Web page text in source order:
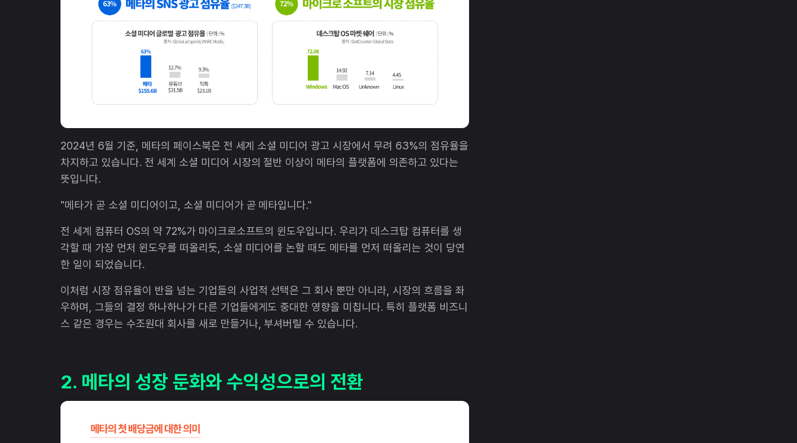
2024년 6월 기준, 메타의 페이스북은 전 세계 소셜 미디어 광고 시장에서 무려 63%의 점유율을
차지하고 있습니다. 전 세계 소셜 미디어 시장의 절반 이상이 메타의 플랫폼에 의존하고 있다는
뜻입니다.
"메타가 곧 소셜 미디어이고, 소셜 미디어가 곧 메타입니다."
전 세계 컴퓨터 OS의 약 72%가 마이크로소프트의 윈도우입니다. 우리가 데스크탑 컴퓨터를 생
각할 때 가장 먼저 윈도우를 떠올리듯, 소셜 미디어를 논할 때도 메타를 먼저 떠올리는 것이 당연
한 일이 되었습니다.
이처럼 시장 점유율이 반을 넘는 기업들의 사업적 선택은 그 회사 뿐만 아니라, 시장의 흐름을 좌
우하며, 그들의 결정 하나하나가 다른 기업들에게도 중대한 영향을 미칩니다. 특히 플랫폼 비즈니
스 같은 경우는 수조원대 회사를 새로 만들거나, 부셔버릴 수 있습니다.
2. 메타의 성장 둔화와 수익성으로의 전환